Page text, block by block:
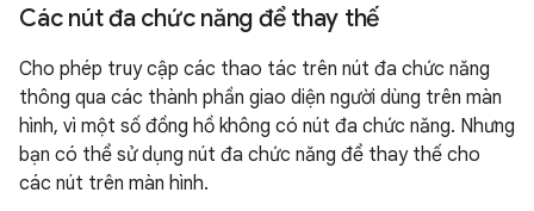
Các nút đa chức năng để thay thế
Cho phép truy cập các thao tác trên nút đa chức năng
thông qua các thành phần giao diện người dùng trên màn
hình, vì một số đồng hồ không có nút đa chức năng. Nhưng
bạn có thể sử dụng nút đa chức năng để thay thế cho
các nút trên màn hình.